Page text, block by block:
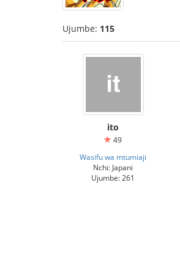
Ujumbe: 115
ito
49
Wasifu wa mtumiaji
Nchi: Japani
Ujumbe: 261